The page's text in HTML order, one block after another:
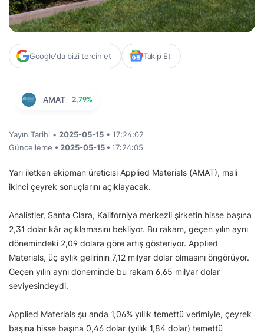
Google'da bizi tercih et Takip Et
AMAT 2,79%
Yayın Tarihi • 2025-05-15 • 17:24:02
Güncelleme • 2025-05-15 • 17:24:05
Yarı iletken ekipman üreticisi Applied Materials (AMAT), mali
ikinci çeyrek sonuçlarını açıklayacak.
Analistler, Santa Clara, Kaliforniya merkezli şirketin hisse başına
2,31 dolar kâr açıklamasını bekliyor. Bu rakam, geçen yılın aynı
dönemindeki 2,09 dolara göre artış gösteriyor. Applied
Materials, üç aylık gelirinin 7,12 milyar dolar olmasını öngörüyor.
Geçen yılın aynı döneminde bu rakam 6,65 milyar dolar
seviyesindeydi.
Applied Materials şu anda 1,06% yıllık temettü verimiyle, çeyrek
başına hisse başına 0,46 dolar (yıllık 1,84 dolar) temettü